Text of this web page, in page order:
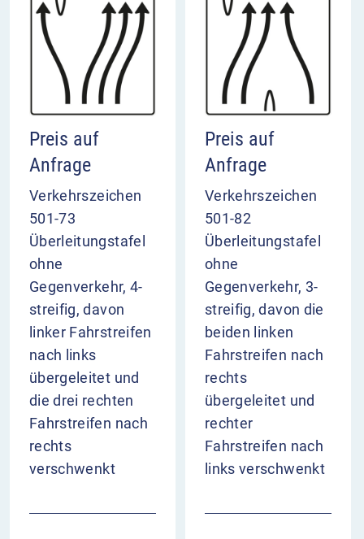
Preis auf
Anfrage
Verkehrszeichen
501-73
Überleitungstafel
ohne
Gegenverkehr, 4-
streifig, davon
linker Fahrstreifen
nach links
übergeleitet und
die drei rechten
Fahrstreifen nach
rechts
verschwenkt
Preis auf
Anfrage
Verkehrszeichen
501-82
Überleitungstafel
ohne
Gegenverkehr, 3-
streifig, davon die
beiden linken
Fahrstreifen nach
rechts
übergeleitet und
rechter
Fahrstreifen nach
links verschwenkt